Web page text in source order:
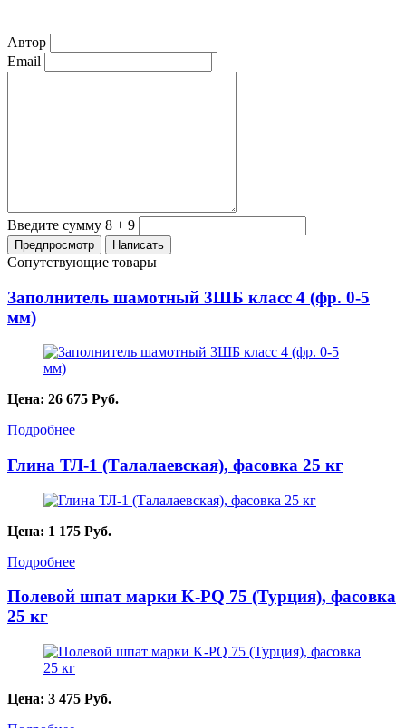
Автор
Email
Введите сумму 8 + 9
Сопутствующие товары
Заполнитель шамотный 3ШБ класс 4 (фр. 0-5
мм)
Цена: 26 675 Руб.
Подробнее
Глина ТЛ-1 (Талалаевская), фасовка 25 кг
Цена: 1 175 Руб.
Подробнее
Полевой шпат марки K-PQ 75 (Турция), фасовка
25 кг
Цена: 3 475 Руб.